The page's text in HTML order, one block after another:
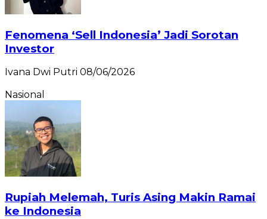
Fenomena ‘Sell Indonesia’ Jadi Sorotan
Investor
Ivana Dwi Putri 08/06/2026
Nasional
Rupiah Melemah, Turis Asing Makin Ramai
ke Indonesia